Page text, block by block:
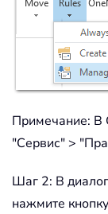
Примечание: В
"Сервис" >
Шаг 2: В
нажмите